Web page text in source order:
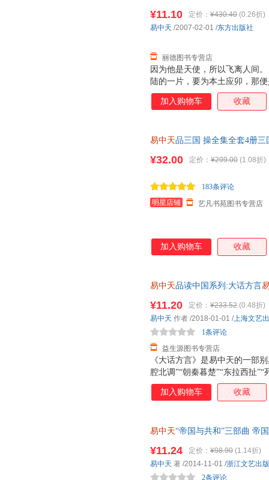
因为他是天使，所以飞离人间
陆的一片，要为本土应卯，那
庄园，不论是你的，还是朋友
死亡，都是我的减少，作为人
¥11.10 定价： ¥430.40 (0.26折)
丽德图书专营店
易中天 /2007-02-01 /东方出版社
加入购物车 收藏
易中天品三国 操全集全套4册三
¥32.00 定价： ¥299.00 (1.08折)
明星店铺 艺凡书苑图书专营店
183条评论
加入购物车 收藏
易中天品读中国系列:大话方言
《大话方言》是易中天的一部
腔北调”“朝秦暮楚”“东拉西扯
对中国各地方言文化进行全面
内容穿古越今、走州过省，追
¥11.20 定价： ¥233.52 (0.48折)
益生源图书专营店
1条评论
易中天 作者 /2018-01-01 /上海文艺
加入购物车 收藏
易中天“帝国与共和”三部曲 帝
¥11.24 定价： ¥98.90 (1.14折)
2条评论
易中天 著 /2014-11-01 /浙江文艺出